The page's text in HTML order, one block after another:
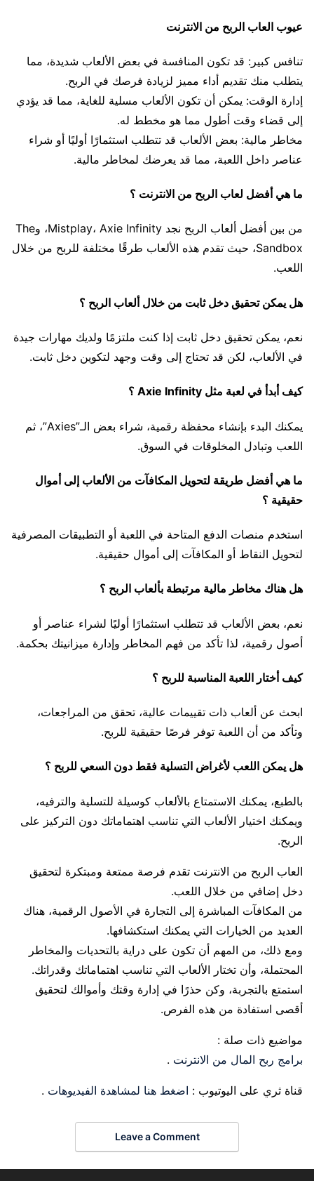
عيوب العاب الربح من الانترنت
تنافس كبير: قد تكون المنافسة في بعض الألعاب شديدة، مما
يتطلب منك تقديم أداء مميز لزيادة فرصك في الربح.
إدارة الوقت: يمكن أن تكون الألعاب مسلية للغاية، مما قد يؤدي
إلى قضاء وقت أطول مما هو مخطط له.
مخاطر مالية: بعض الألعاب قد تتطلب استثمارًا أوليًا أو شراء
عناصر داخل اللعبة، مما قد يعرضك لمخاطر مالية.
ما هي أفضل لعاب الربح من الانترنت ؟
من بين أفضل ألعاب الربح نجد Mistplay، Axie Infinity، وThe
Sandbox، حيث تقدم هذه الألعاب طرقًا مختلفة للربح من خلال
اللعب.
هل يمكن تحقيق دخل ثابت من خلال ألعاب الربح ؟
نعم، يمكن تحقيق دخل ثابت إذا كنت ملتزمًا ولديك مهارات جيدة
في الألعاب، لكن قد تحتاج إلى وقت وجهد لتكوين دخل ثابت.
كيف أبدأ في لعبة مثل Axie Infinity ؟
يمكنك البدء بإنشاء محفظة رقمية، شراء بعض الـ”Axies”، ثم
اللعب وتبادل المخلوقات في السوق.
ما هي أفضل طريقة لتحويل المكافآت من الألعاب إلى أموال
حقيقية ؟
استخدم منصات الدفع المتاحة في اللعبة أو التطبيقات المصرفية
لتحويل النقاط أو المكافآت إلى أموال حقيقية.
هل هناك مخاطر مالية مرتبطة بألعاب الربح ؟
نعم، بعض الألعاب قد تتطلب استثمارًا أوليًا لشراء عناصر أو
أصول رقمية، لذا تأكد من فهم المخاطر وإدارة ميزانيتك بحكمة.
كيف أختار اللعبة المناسبة للربح ؟
ابحث عن ألعاب ذات تقييمات عالية، تحقق من المراجعات،
وتأكد من أن اللعبة توفر فرصًا حقيقية للربح.
هل يمكن اللعب لأغراض التسلية فقط دون السعي للربح ؟
بالطبع، يمكنك الاستمتاع بالألعاب كوسيلة للتسلية والترفيه،
ويمكنك اختيار الألعاب التي تناسب اهتماماتك دون التركيز على
الربح.
العاب الربح من الانترنت تقدم فرصة ممتعة ومبتكرة لتحقيق
دخل إضافي من خلال اللعب.
من المكافآت المباشرة إلى التجارة في الأصول الرقمية، هناك
العديد من الخيارات التي يمكنك استكشافها.
ومع ذلك، من المهم أن تكون على دراية بالتحديات والمخاطر
المحتملة، وأن تختار الألعاب التي تناسب اهتماماتك وقدراتك.
استمتع بالتجربة، وكن حذرًا في إدارة وقتك وأموالك لتحقيق
أقصى استفادة من هذه الفرص.
مواضيع ذات صلة :
برامج ربح المال من الانترنت .
قناة ثري على اليوتيوب : اضغط هنا لمشاهدة الفيديوهات .
Leave a Comment